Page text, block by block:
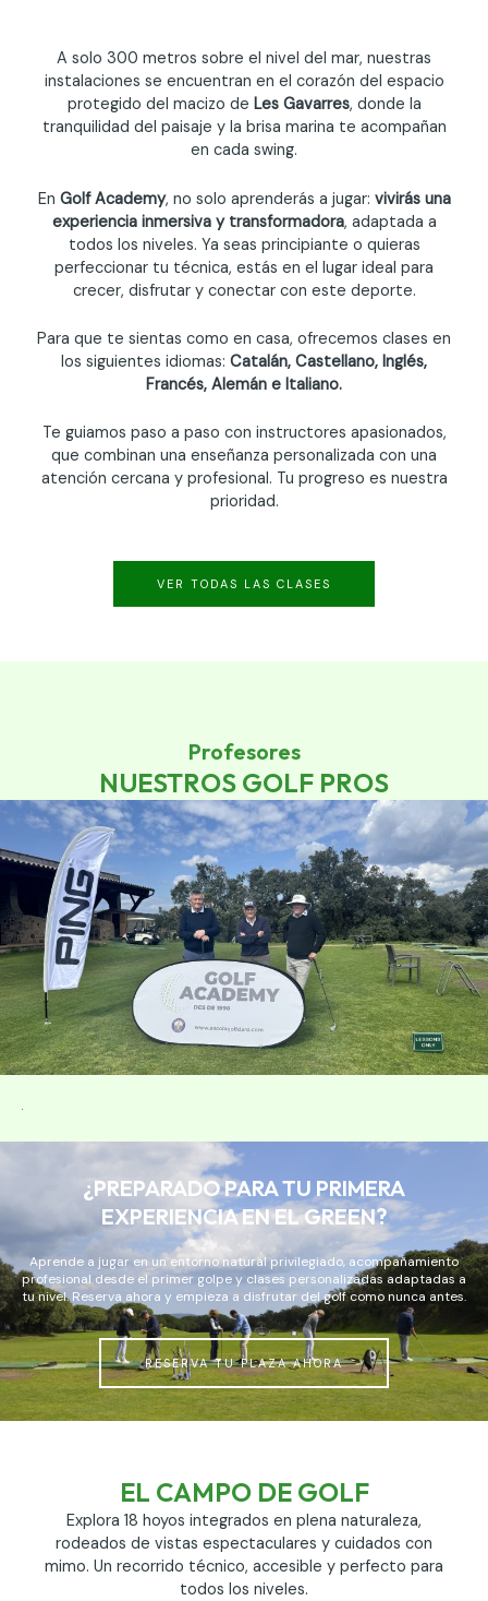
A solo 300 metros sobre el nivel del mar, nuestras
instalaciones se encuentran en el corazón del espacio
protegido del macizo de Les Gavarres, donde la
tranquilidad del paisaje y la brisa marina te acompañan
en cada swing.
En Golf Academy, no solo aprenderás a jugar: vivirás una
experiencia inmersiva y transformadora, adaptada a
todos los niveles. Ya seas principiante o quieras
perfeccionar tu técnica, estás en el lugar ideal para
crecer, disfrutar y conectar con este deporte.
Para que te sientas como en casa, ofrecemos clases en
los siguientes idiomas: Catalán, Castellano, Inglés,
Francés, Alemán e Italiano.
Te guiamos paso a paso con instructores apasionados,
que combinan una enseñanza personalizada con una
atención cercana y profesional. Tu progreso es nuestra
prioridad.
VER TODAS LAS CLASES
Profesores
NUESTROS GOLF PROS
¿PREPARADO PARA TU PRIMERA
EXPERIENCIA EN EL GREEN?
Aprende a jugar en un entorno natural privilegiado, acompañamiento
profesional desde el primer golpe y clases personalizadas adaptadas a
tu nivel. Reserva ahora y empieza a disfrutar del golf como nunca antes.
RESERVA TU PLAZA AHORA
EL CAMPO DE GOLF
Explora 18 hoyos integrados en plena naturaleza,
rodeados de vistas espectaculares y cuidados con
mimo. Un recorrido técnico, accesible y perfecto para
todos los niveles.